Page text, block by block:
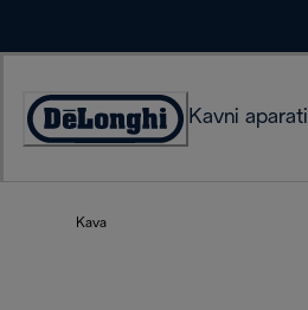
Accessibility
Kavni aparati
Kava